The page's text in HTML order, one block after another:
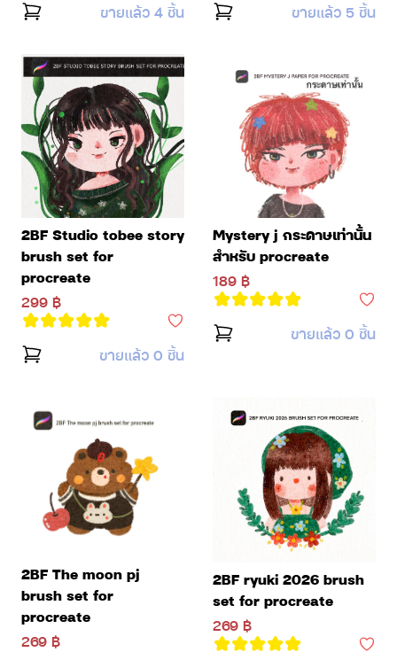
ขายแล้ว 4 ชิ้น ขายแล้ว 5 ชิ้น
2BF Studio tobee story
brush set for
procreate
299 ฿
ขายแล้ว 0 ชิ้น
Mystery j กระดาษเท่านั้น
สำหรับ procreate
189 ฿
ขายแล้ว 0 ชิ้น
2BF The moon pj
brush set for
procreate
269 ฿
2BF ryuki 2026 brush
set for procreate
269 ฿